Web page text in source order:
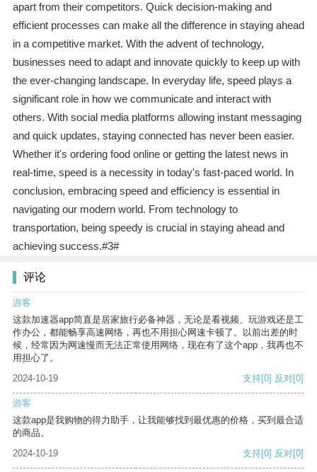
apart from their competitors. Quick decision-making and
efficient processes can make all the difference in staying ahead
in a competitive market. With the advent of technology,
businesses need to adapt and innovate quickly to keep up with
the ever-changing landscape. In everyday life, speed plays a
significant role in how we communicate and interact with
others. With social media platforms allowing instant messaging
and quick updates, staying connected has never been easier.
Whether it's ordering food online or getting the latest news in
real-time, speed is a necessity in today's fast-paced world. In
conclusion, embracing speed and efficiency is essential in
navigating our modern world. From technology to
transportation, being speedy is crucial in staying ahead and
achieving success.#3#
评论
游客
这款加速器app简直是居家旅行必备神器，无论是看视频、玩游戏还是工
作办公，都能畅享高速网络，再也不用担心网速卡顿了。以前出差的时
候，经常因为网速慢而无法正常使用网络，现在有了这个app，我再也不
用担心了。
2024-10-19
支持[0] 反对[0]
游客
这款app是我购物的得力助手，让我能够找到最优惠的价格，买到最合适
的商品。
2024-10-19
支持[0] 反对[0]